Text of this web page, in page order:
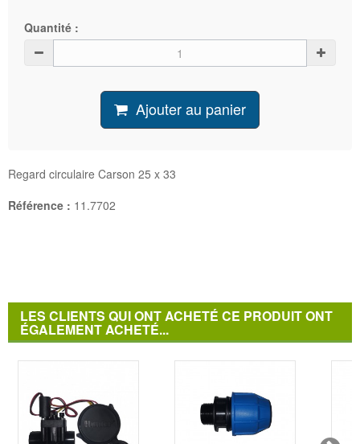
Quantité :
Ajouter au panier
Regard circulaire Carson 25 x 33
Référence : 11.7702
LES CLIENTS QUI ONT ACHETÉ CE PRODUIT ONT
ÉGALEMENT ACHETÉ...